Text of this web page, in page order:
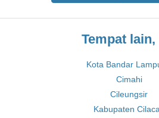
Tempat
Kota Bandar
Cimahi
Cileungsir
Kabupaten